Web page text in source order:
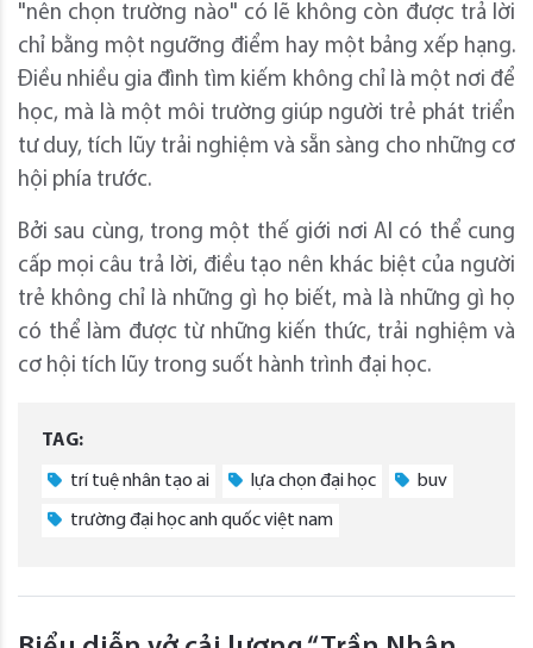
"nên chọn trường nào" có lẽ không còn được trả lời
chỉ bằng một ngưỡng điểm hay một bảng xếp hạng.
Điều nhiều gia đình tìm kiếm không chỉ là một nơi để
học, mà là một môi trường giúp người trẻ phát triển
tư duy, tích lũy trải nghiệm và sẵn sàng cho những cơ
hội phía trước.
Bởi sau cùng, trong một thế giới nơi AI có thể cung
cấp mọi câu trả lời, điều tạo nên khác biệt của người
trẻ không chỉ là những gì họ biết, mà là những gì họ
có thể làm được từ những kiến thức, trải nghiệm và
cơ hội tích lũy trong suốt hành trình đại học.
TAG:
trí tuệ nhân tạo ai lựa chọn đại học buv
trường đại học anh quốc việt nam